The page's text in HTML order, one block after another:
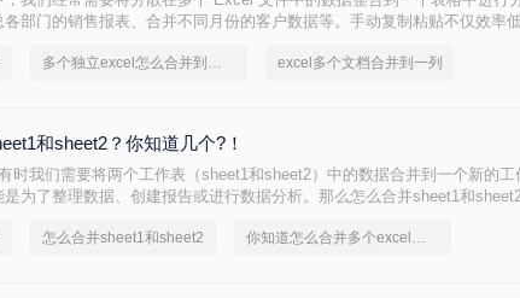
部门的销售报表、合并不同月份的客户数据等。手动复制粘贴不仅效率
将详细介绍六种常用的高效合并方法，帮助你根据实际需求选择最适合的方
多个独立excel怎么合并到一张表里 excel多个文档合并到一列
和sheet2？你知道几个?！
时我们需要将两个工作表（sheet1和sheet2）中的数据合并到一个新的工
为了整理数据、创建报告或进行数据分析。那么怎么合并sheet1和
怎么合并sheet1和sheet2 你知道怎么合并多个excel文档吗